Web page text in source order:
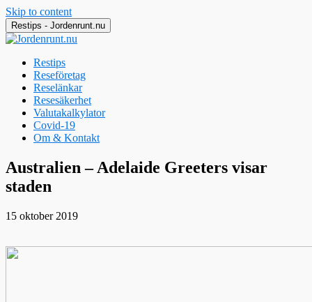
Skip to content
Restips - Jordenrunt.nu
Restips
Reseföretag
Reselänkar
Resesäkerhet
Valutakalkylator
Covid-19
Om & Kontakt
Jordenrunt.nu
Tusen Restips från hela världen
Australien – Adelaide Greeters visar
staden
15 oktober 2019